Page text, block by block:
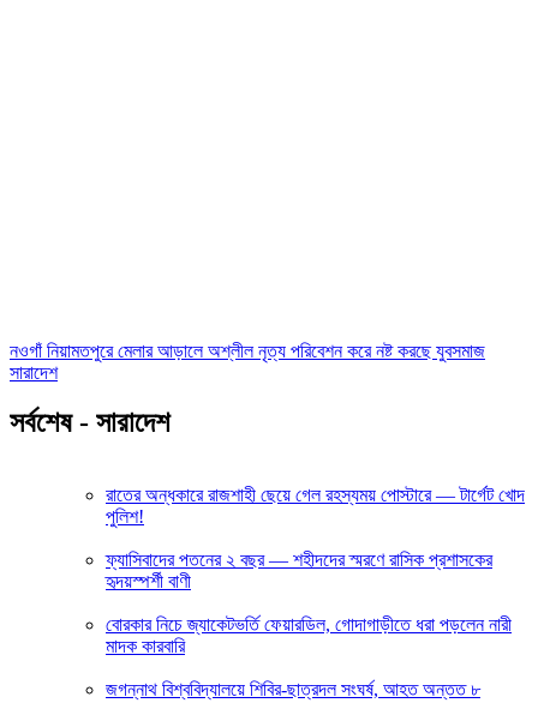
নওগাঁ নিয়ামতপুরে মেলার আড়ালে অশ্লীল নৃত্য পরিবেশন করে নষ্ট করছে যুবসমাজ
সারাদেশ
সর্বশেষ - সারাদেশ
রাতের অন্ধকারে রাজশাহী ছেয়ে গেল রহস্যময় পোস্টারে — টার্গেট খোদ
পুলিশ!
ফ্যাসিবাদের পতনের ২ বছর — শহীদদের স্মরণে রাসিক প্রশাসকের
হৃদয়স্পর্শী বাণী
বোরকার নিচে জ্যাকেটভর্তি ফেয়ারডিল, গোদাগাড়ীতে ধরা পড়লেন নারী
মাদক কারবারি
জগন্নাথ বিশ্ববিদ্যালয়ে শিবির-ছাত্রদল সংঘর্ষ, আহত অন্তত ৮